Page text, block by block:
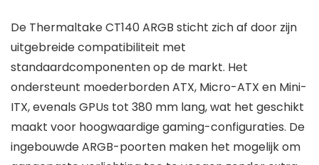
De Thermaltake CT140 ARGB sticht zich af door zijn
uitgebreide compatibiliteit met
standaardcomponenten op de markt. Het
ondersteunt moederborden ATX, Micro-ATX en Mini-
ITX, evenals GPUs tot 380 mm lang, wat het geschikt
maakt voor hoogwaardige gaming-configuraties. De
ingebouwde ARGB-poorten maken het mogelijk om